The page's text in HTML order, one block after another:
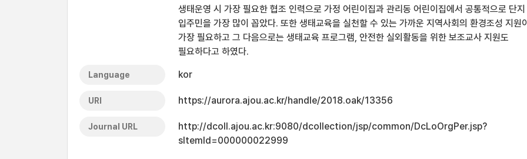
생태운영 시 가장 필요한 협조 인력으로 가정 어린이집과 관리동 어린이집에서 공통적으로 단지
입주민을 가장 많이 꼽았다. 또한 생태교육을 실천할 수 있는 가까운 지역사회의 환경조성 지원이
가장 필요하고 그 다음으로는 생태교육 프로그램, 안전한 실외활동을 위한 보조교사 지원도
필요하다고 하였다.
Language kor
URI https://aurora.ajou.ac.kr/handle/2018.oak/13356
Journal URL
http://dcoll.ajou.ac.kr:9080/dcollection/jsp/common/DcLoOrgPer.jsp?
sItemId=000000022999